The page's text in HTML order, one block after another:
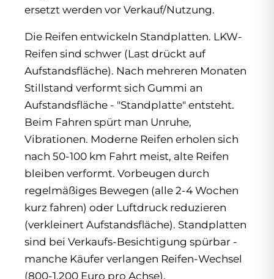
ersetzt werden vor Verkauf/Nutzung.
Die Reifen entwickeln Standplatten. LKW-
Reifen sind schwer (Last drückt auf
Aufstandsfläche). Nach mehreren Monaten
Stillstand verformt sich Gummi an
Aufstandsfläche - "Standplatte" entsteht.
Beim Fahren spürt man Unruhe,
Vibrationen. Moderne Reifen erholen sich
nach 50-100 km Fahrt meist, alte Reifen
bleiben verformt. Vorbeugen durch
regelmäßiges Bewegen (alle 2-4 Wochen
kurz fahren) oder Luftdruck reduzieren
(verkleinert Aufstandsfläche). Standplatten
sind bei Verkaufs-Besichtigung spürbar -
manche Käufer verlangen Reifen-Wechsel
(800-1.200 Euro pro Achse).